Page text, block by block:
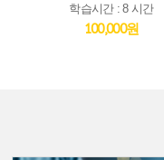
학습시간 : 8 시간
100,000원